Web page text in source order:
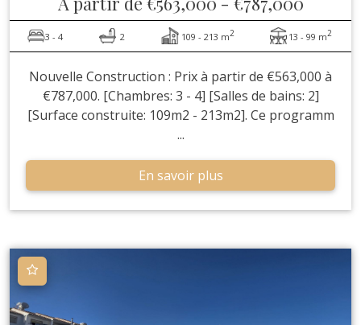
3 - 4 2 109 - 213 m2 13 - 99 m2
Nouvelle Construction : Prix à partir de €563,000 à
€787,000. [Chambres: 3 - 4] [Salles de bains: 2]
[Surface construite: 109m2 - 213m2]. Ce programm
...
En savoir plus